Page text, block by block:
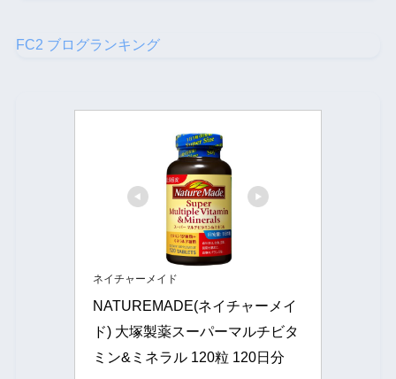
FC2 ブログランキング
ネイチャーメイド
NATUREMADE(ネイチャーメイ
ド) 大塚製薬スーパーマルチビタ
ミン&ミネラル 120粒 120日分